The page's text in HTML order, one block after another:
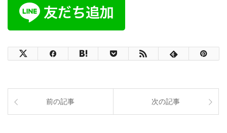
前の記事 次の記事